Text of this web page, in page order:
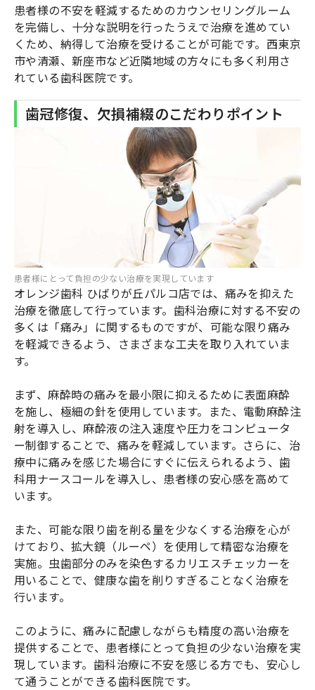
患者様の不安を軽減するためのカウンセリングルーム
を完備し、十分な説明を行ったうえで治療を進めてい
くため、納得して治療を受けることが可能です。西東京
市や清瀬、新座市など近隣地域の方々にも多く利用さ
れている歯科医院です。
歯冠修復、欠損補綴のこだわりポイント
患者様にとって負担の少ない治療を実現しています
オレンジ歯科 ひばりが丘パルコ店では、痛みを抑えた
治療を徹底して行っています。歯科治療に対する不安の
多くは「痛み」に関するものですが、可能な限り痛み
を軽減できるよう、さまざまな工夫を取り入れていま
す。
まず、麻酔時の痛みを最小限に抑えるために表面麻酔
を施し、極細の針を使用しています。また、電動麻酔注
射を導入し、麻酔液の注入速度や圧力をコンピュータ
ー制御することで、痛みを軽減しています。さらに、治
療中に痛みを感じた場合にすぐに伝えられるよう、歯
科用ナースコールを導入し、患者様の安心感を高めて
います。
また、可能な限り歯を削る量を少なくする治療を心が
けており、拡大鏡（ルーペ）を使用して精密な治療を
実施。虫歯部分のみを染色するカリエスチェッカーを
用いることで、健康な歯を削りすぎることなく治療を
行います。
このように、痛みに配慮しながらも精度の高い治療を
提供することで、患者様にとって負担の少ない治療を実
現しています。歯科治療に不安を感じる方でも、安心し
て通うことができる歯科医院です。